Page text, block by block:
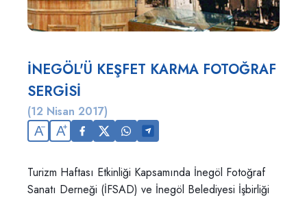
İNEGÖL'Ü KEŞFET KARMA FOTOĞRAF
SERGİSİ
(12 Nisan 2017)
A A
Turizm Haftası Etkinliği Kapsamında İnegöl Fotoğraf
Sanatı Derneği (İFSAD) ve İnegöl Belediyesi İşbirliği